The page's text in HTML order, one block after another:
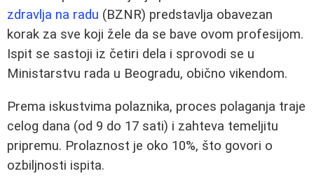
zdravlja na radu (BZNR) predstavlja obavezan
korak za sve koji žele da se bave ovom profesijom.
Ispit se sastoji iz četiri dela i sprovodi se u
Ministarstvu rada u Beogradu, obično vikendom.
Prema iskustvima polaznika, proces polaganja traje
celog dana (od 9 do 17 sati) i zahteva temeljitu
pripremu. Prolaznost je oko 10%, što govori o
ozbiljnosti ispita.